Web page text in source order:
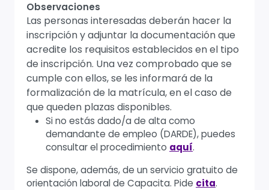
Observaciones
Las personas interesadas deberán hacer la
inscripción y adjuntar la documentación que
acredite los requisitos establecidos en el tipo
de inscripción. Una vez comprobado que se
cumple con ellos, se les informará de la
formalización de la matrícula, en el caso de
que queden plazas disponibles.
Si no estás dado/a de alta como
demandante de empleo (DARDE), puedes
consultar el procedimiento aquí.
Se dispone, además, de un servicio gratuito de
orientación laboral de Capacita. Pide cita.